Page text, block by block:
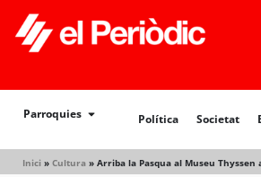
Parroquies Política Societat
Inici » Cultura » Arriba la Pasqua al Museu
Política Societat